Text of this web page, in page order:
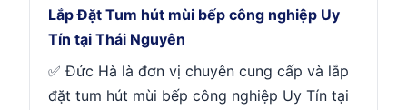
Lắp Đặt Tum hút mùi bếp công nghiệp Uy
Tín tại Thái Nguyên
✅ Đức Hà là đơn vị chuyên cung cấp và lắp
đặt tum hút mùi bếp công nghiệp Uy Tín tại